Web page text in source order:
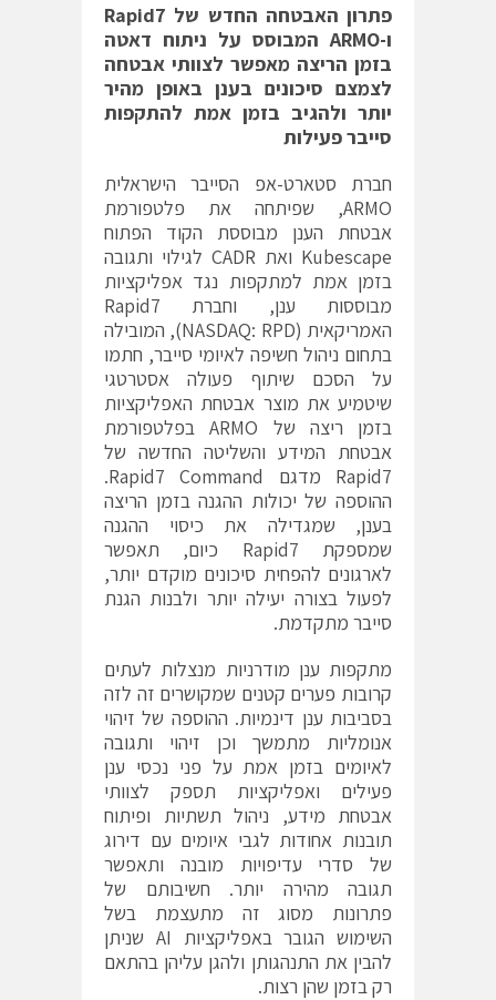
פתרון האבטחה החדש של Rapid7
ו-ARMOהמבוסס על ניתוח דאטה
בזמן הריצה מאפשר לצוותי אבטחה
לצמצם סיכונים בענן באופן מהיר
יותר ולהגיב בזמן אמת להתקפות
סייבר פעילות
חברת סטארט-אפ הסייבר הישראלית
ARMO, שפיתחה את פלטפורמת
אבטחת הענן מבוססת הקוד הפתוח
Kubescape ואת CADR לגילוי ותגובה
בזמן אמת למתקפות נגד אפליקציות
מבוססות ענן, וחברת Rapid7
האמריקאית (NASDAQ: RPD), המובילה
בתחום ניהול חשיפה לאיומי סייבר, חתמו
על הסכם שיתוף פעולה אסטרטגי
שיטמיע את מוצר אבטחת האפליקציות
בזמן ריצה של ARMO בפלטפורמת
אבטחת המידע והשליטה החדשה של
Rapid7 מדגם Rapid7 Command.
ההוספה של יכולות ההגנה בזמן הריצה
בענן, שמגדילה את כיסוי ההגנה
שמספקת Rapid7 כיום, תאפשר
לארגונים להפחית סיכונים מוקדם יותר,
לפעול בצורה יעילה יותר ולבנות הגנת
סייבר מתקדמת.
מתקפות ענן מודרניות מנצלות לעתים
קרובות פערים קטנים שמקושרים זה לזה
בסביבות ענן דינמיות. ההוספה של זיהוי
אנומליות מתמשך וכן זיהוי ותגובה
לאיומים בזמן אמת על פני נכסי ענן
פעילים ואפליקציות תספק לצוותי
אבטחת מידע, ניהול תשתיות ופיתוח
תובנות אחודות לגבי איומים עם דירוג
של סדרי עדיפויות מובנה ותאפשר
תגובה מהירה יותר. חשיבותם של
פתרונות מסוג זה מתעצמת בשל
השימוש הגובר באפליקציות AI שניתן
להבין את התנהגותן ולהגן עליהן בהתאם
רק בזמן שהן רצות.